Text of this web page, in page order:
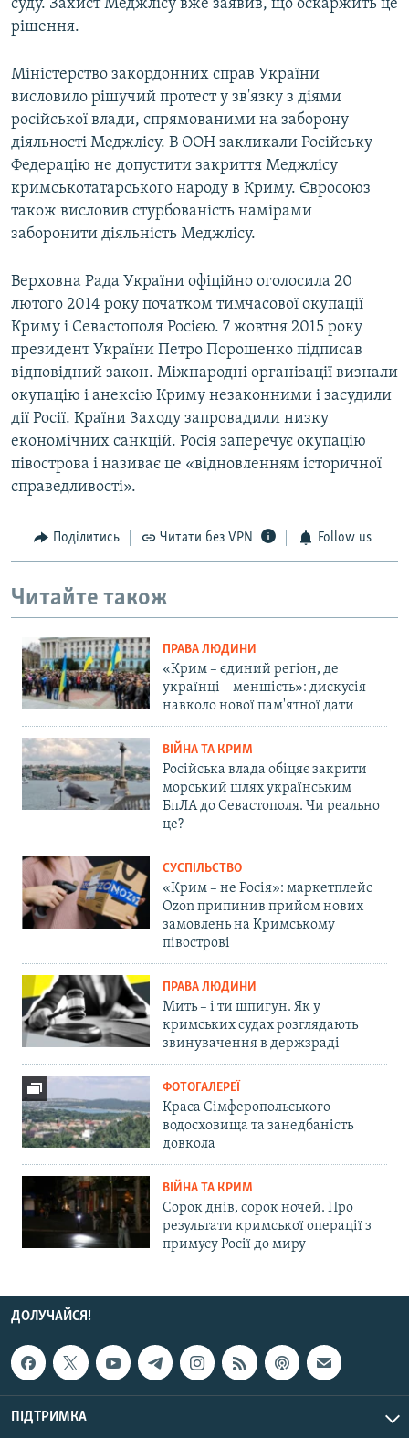
суду. Захист Меджлісу вже заявив, що оскаржить це
рішення.
Міністерство закордонних справ України
висловило рішучий протест у зв'язку з діями
російської влади, спрямованими на заборону
діяльності Меджлісу. В ООН закликали Російську
Федерацію не допустити закриття Меджлісу
кримськотатарського народу в Криму. Євросоюз
також висловив стурбованість намірами
заборонити діяльність Меджлісу.
Верховна Рада України офіційно оголосила 20
лютого 2014 року початком тимчасової окупації
Криму і Севастополя Росією. 7 жовтня 2015 року
президент України Петро Порошенко підписав
відповідний закон. Міжнародні організації визнали
окупацію і анексію Криму незаконними і засудили
дії Росії. Країни Заходу запровадили низку
економічних санкцій. Росія заперечує окупацію
півострова і називає це «відновленням історичної
справедливості».
Поділитись Читати без VPN Follow us
Читайте також
ПРАВА ЛЮДИНИ
«Крим – єдиний регіон, де
українці – меншість»: дискусія
навколо нової пам'ятної дати
ВІЙНА ТА КРИМ
Російська влада обіцяє закрити
морський шлях українським
БпЛА до Севастополя. Чи реально
це?
СУСПІЛЬСТВО
«Крим – не Росія»: маркетплейс
Ozon припинив прийом нових
замовлень на Кримському
півострові
ПРАВА ЛЮДИНИ
Мить – і ти шпигун. Як у
кримських судах розглядають
звинувачення в держзраді
ФОТОГАЛЕРЕЇ
Краса Сімферопольського
водосховища та занедбаність
довкола
ВІЙНА ТА КРИМ
Сорок днів, сорок ночей. Про
результати кримської операції з
примусу Росії до миру
ДОЛУЧАЙСЯ!
ПІДТРИМКА